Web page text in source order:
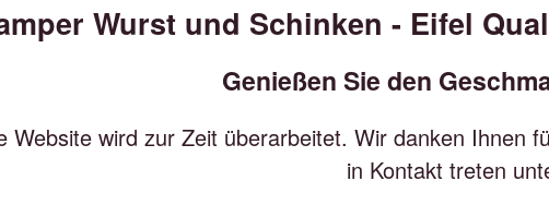
Wurst und Schinken - Eifel
Genießen Sie den
Website wird zur Zeit überarbeitet. Wir danken Ihnen
in Kontakt treten